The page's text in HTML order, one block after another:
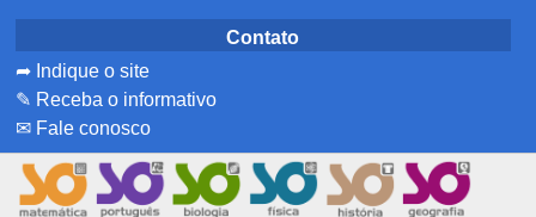
Contato
➦ Indique o site
✎ Receba o informativo
✉ Fale conosco